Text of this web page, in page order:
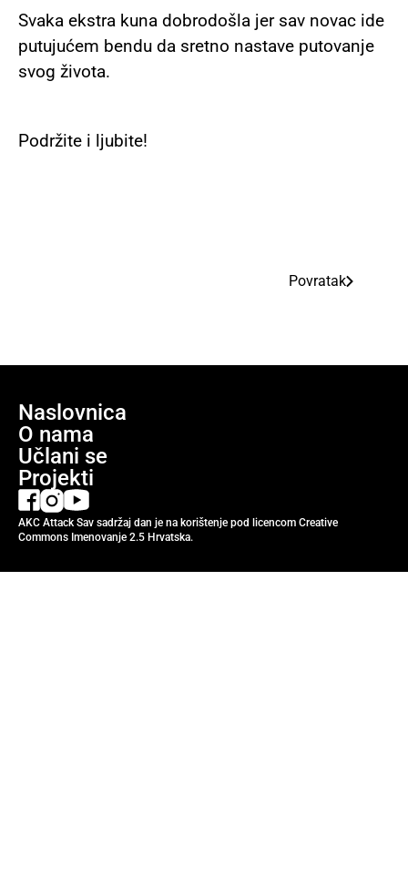
Svaka ekstra kuna dobrodošla jer sav novac ide
putujućem bendu da sretno nastave putovanje
svog života.
Podržite i ljubite!
Povratak
Naslovnica
O nama
Učlani se
Projekti
AKC Attack Sav sadržaj dan je na korištenje pod licencom Creative
Commons Imenovanje 2.5 Hrvatska.